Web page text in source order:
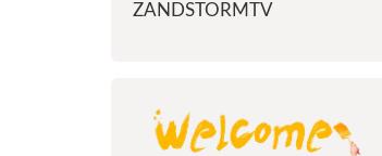
ZANDSTORMTV